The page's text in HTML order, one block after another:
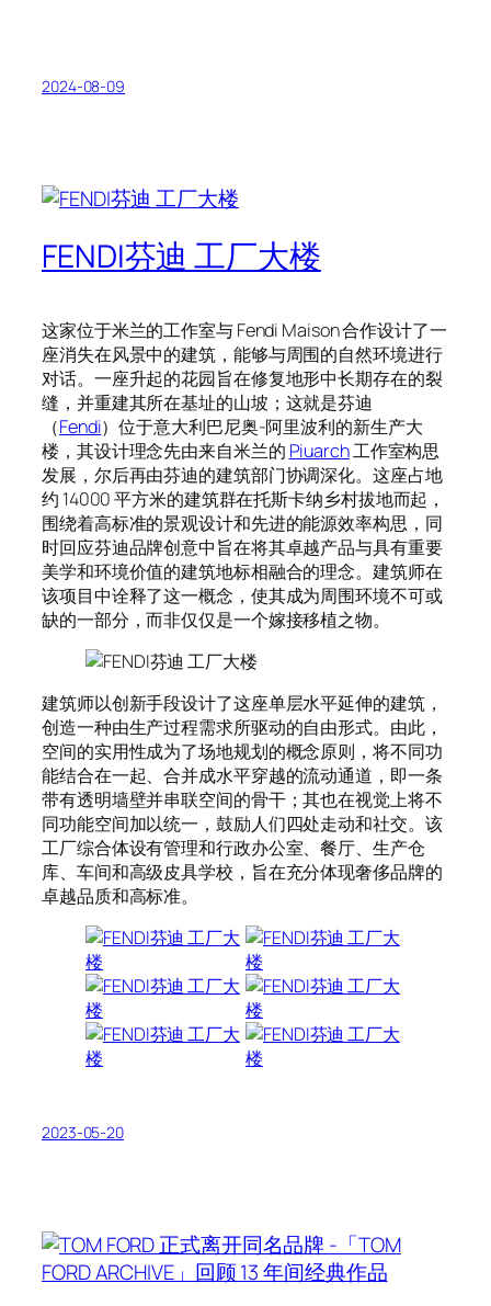
2024-08-09
FENDI芬迪 工厂大楼
这家位于米兰的工作室与 Fendi Maison 合作设计了一
座消失在风景中的建筑，能够与周围的自然环境进行
对话。一座升起的花园旨在修复地形中长期存在的裂
缝，并重建其所在基址的山坡；这就是芬迪
（Fendi）位于意大利巴尼奥-阿里波利的新生产大
楼，其设计理念先由来自米兰的 Piuarch工作室构思
发展，尔后再由芬迪的建筑部门协调深化。这座占地
约 14000 平方米的建筑群在托斯卡纳乡村拔地而起，
围绕着高标准的景观设计和先进的能源效率构思，同
时回应芬迪品牌创意中旨在将其卓越产品与具有重要
美学和环境价值的建筑地标相融合的理念。建筑师在
该项目中诠释了这一概念，使其成为周围环境不可或
缺的一部分，而非仅仅是一个嫁接移植之物。
建筑师以创新手段设计了这座单层水平延伸的建筑，
创造一种由生产过程需求所驱动的自由形式。由此，
空间的实用性成为了场地规划的概念原则，将不同功
能结合在一起、合并成水平穿越的流动通道，即一条
带有透明墙壁并串联空间的骨干；其也在视觉上将不
同功能空间加以统一，鼓励人们四处走动和社交。该
工厂综合体设有管理和行政办公室、餐厅、生产仓
库、车间和高级皮具学校，旨在充分体现奢侈品牌的
卓越品质和高标准。
2023-05-20